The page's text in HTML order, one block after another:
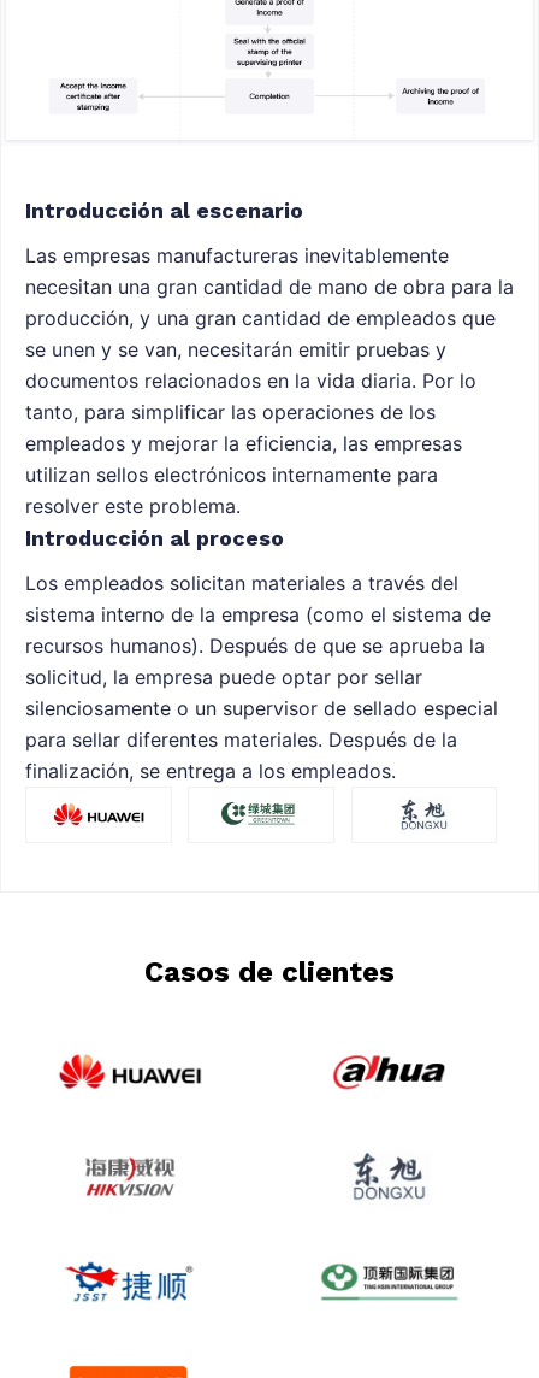
Introducción al escenario
Las empresas manufactureras inevitablemente
necesitan una gran cantidad de mano de obra para la
producción, y una gran cantidad de empleados que
se unen y se van, necesitarán emitir pruebas y
documentos relacionados en la vida diaria. Por lo
tanto, para simplificar las operaciones de los
empleados y mejorar la eficiencia, las empresas
utilizan sellos electrónicos internamente para
resolver este problema.
Introducción al proceso
Los empleados solicitan materiales a través del
sistema interno de la empresa (como el sistema de
recursos humanos). Después de que se aprueba la
solicitud, la empresa puede optar por sellar
silenciosamente o un supervisor de sellado especial
para sellar diferentes materiales. Después de la
finalización, se entrega a los empleados.
Casos de clientes